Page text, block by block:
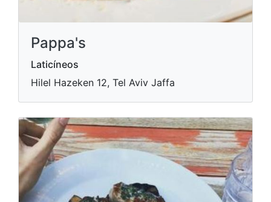
Pappa's
Laticíneos
Hilel Hazeken 12, Tel Aviv Jaffa